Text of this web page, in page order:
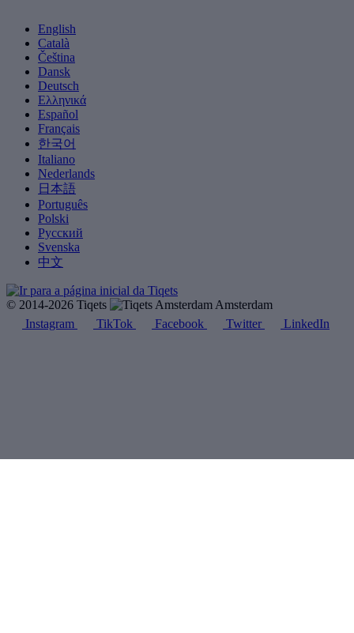
English
Català
Čeština
Dansk
Deutsch
Ελληνικά
Español
Français
한국어
Italiano
Nederlands
日本語
Português
Polski
Русский
Svenska
中文
© 2014-2026 Tiqets
Amsterdam
Instagram
TikTok Facebook Twitter LinkedIn